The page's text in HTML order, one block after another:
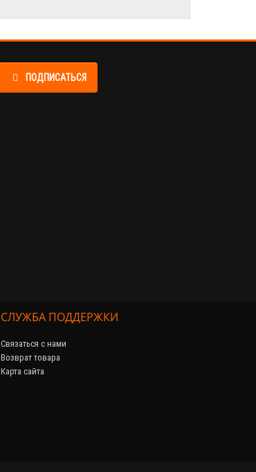
ПОДПИСАТЬСЯ
СЛУЖБА ПОДДЕРЖКИ
Связаться с нами
Возврат товара
Карта сайта